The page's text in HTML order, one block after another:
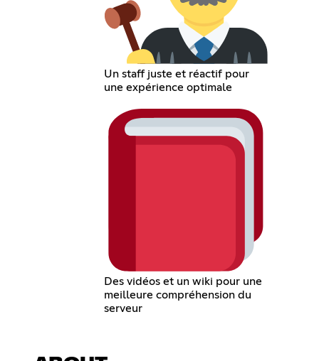
Un staff juste et réactif pour
une expérience optimale
Des vidéos et un wiki pour une
meilleure compréhension du
serveur